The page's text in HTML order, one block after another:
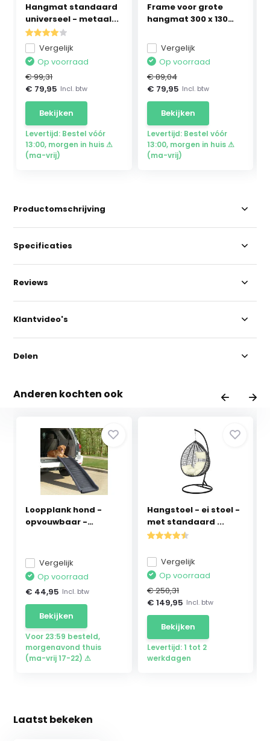
Hangmat standaard
universeel - metaal...
Vergelijk
Op voorraad
€ 99,31
€ 79,95 Incl. btw
Bekijken
Levertijd: Bestel vóór
13:00, morgen in huis ⚠
(ma-vrij)
Frame voor grote
hangmat 300 x 130
Vergelijk
Op voorraad
€ 89,04
€ 79,95 Incl. btw
Bekijken
Levertijd: Bestel vóór
13:00, morgen in huis ⚠
(ma-vrij)
Productomschrijving
Specificaties
Reviews
Klantvideo's
Delen
Anderen kochten ook
Loopplank hond -
opvouwbaar -
Vergelijk
Op voorraad
€ 44,95 Incl. btw
Bekijken
Voor 23:59 besteld,
morgenavond thuis
(ma-vrij 17-22) ⚠
Hangstoel - ei stoel -
met standaard ...
Vergelijk
Op voorraad
€ 250,31
€ 149,95 Incl. btw
Bekijken
Levertijd: 1 tot 2
werkdagen
Laatst bekeken